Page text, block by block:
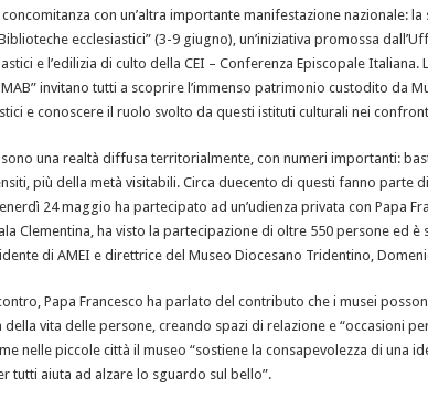
con un’altra importante manifestazione nazionale: la
ecclesiastici” (3-9 giugno), un’iniziativa promossa
e l’edilizia di culto della CEI – Conferenza Episcopale Italiana.
invitano tutti a scoprire l’immenso patrimonio custodito da
e conoscere il ruolo svolto da questi istituti culturali nei
sono una realtà diffusa territorialmente, con numeri importanti:
più della metà visitabili. Circa duecento di questi fanno parte di
24 maggio ha partecipato ad un’udienza privata con Papa
Clementina, ha visto la partecipazione di oltre 550 persone ed
di AMEI e direttrice del Museo Diocesano Tridentino,
Papa Francesco ha parlato del contributo che i musei
vita delle persone, creando spazi di relazione e “occasioni
nelle piccole città il museo “sostiene la consapevolezza di una
tutti aiuta ad alzare lo sguardo sul bello”.